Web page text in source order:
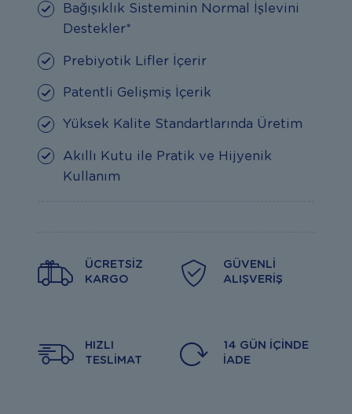
Bağışıklık Sisteminin Normal İşlevini
Destekler*
Prebiyotik Lifler İçerir
Patentli Gelişmiş İçerik
Yüksek Kalite Standartlarında Üretim
Akıllı Kutu ile Pratik ve Hijyenik
Kullanım
ÜCRETSIZ
KARGO
GÜVENLI
ALIŞVERIŞ
HIZLI
TESLIMAT
14 GÜN İÇINDE
İADE